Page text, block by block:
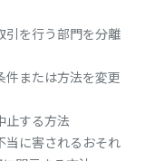
を行う部門を分離
または方法を変更
止する方法
に害されるおそれ